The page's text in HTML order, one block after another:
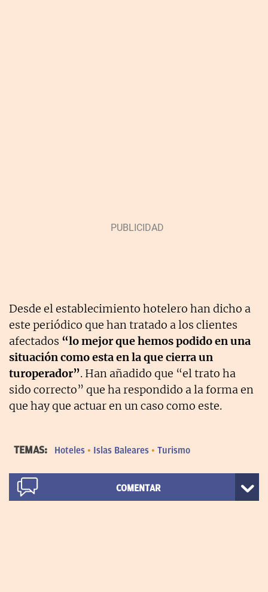
Desde el establecimiento hotelero han dicho a
este periódico que han tratado a los clientes
afectados “lo mejor que hemos podido en una
situación como esta en la que cierra un
turoperador”. Han añadido que “el trato ha
sido correcto” que ha respondido a la forma en
que hay que actuar en un caso como este.
TEMAS: Hoteles Islas Baleares Turismo
COMENTAR